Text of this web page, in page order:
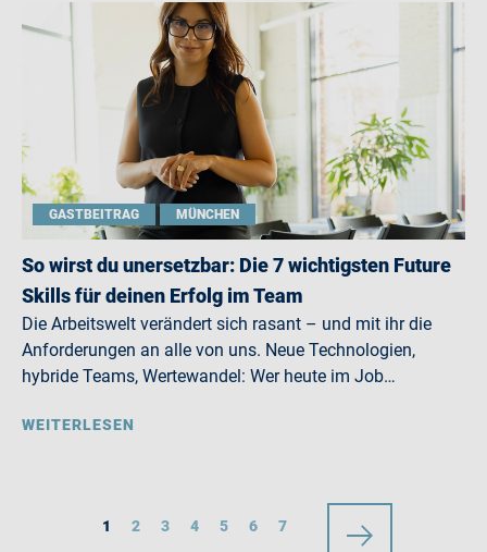
GASTBEITRAG MÜNCHEN
So wirst du unersetzbar: Die 7 wichtigsten Future
Skills für deinen Erfolg im Team
Die Arbeitswelt verändert sich rasant – und mit ihr die
Anforderungen an alle von uns. Neue Technologien,
hybride Teams, Wertewandel: Wer heute im Job…
WEITERLESEN
1 2 3 4 5 6 7